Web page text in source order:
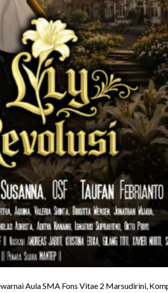
Aula SMA Fons Vitae 2 Marsudirini,